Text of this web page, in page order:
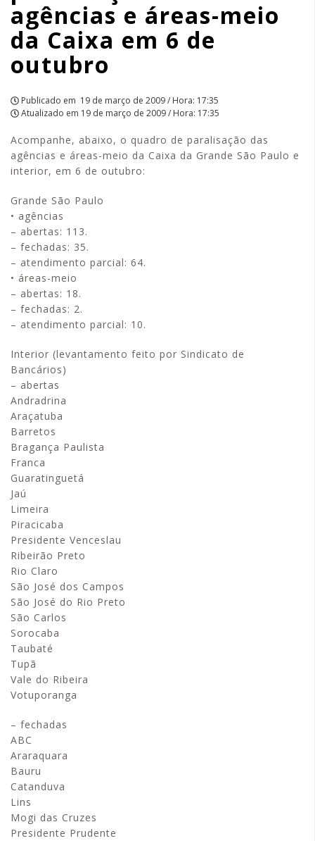
em
6
de
outubro
|
APCEF/SP
agências e áreas-meio
da Caixa em 6 de
outubro
Publicado em 19 de março de 2009 / Hora: 17:35
Atualizado em 19 de março de 2009 / Hora: 17:35
Acompanhe, abaixo, o quadro de paralisação das
agências e áreas-meio da Caixa da Grande São Paulo e
interior, em 6 de outubro:
Grande São Paulo
• agências
– abertas: 113.
– fechadas: 35.
– atendimento parcial: 64.
• áreas-meio
– abertas: 18.
– fechadas: 2.
– atendimento parcial: 10.
Interior (levantamento feito por Sindicato de
Bancários)
– abertas
Andradrina
Araçatuba
Barretos
Bragança Paulista
Franca
Guaratinguetá
Jaú
Limeira
Piracicaba
Presidente Venceslau
Ribeirão Preto
Rio Claro
São José dos Campos
São José do Rio Preto
São Carlos
Sorocaba
Taubaté
Tupã
Vale do Ribeira
Votuporanga
– fechadas
ABC
Araraquara
Bauru
Catanduva
Lins
Mogi das Cruzes
Presidente Prudente